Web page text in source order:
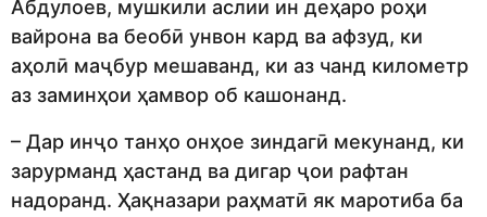
Абдулоев, мушкили аслии ин деҳаро роҳи
вайрона ва беобӣ унвон кард ва афзуд, ки
аҳолӣ маҷбур мешаванд, ки аз чанд километр
аз заминҳои ҳамвор об кашонанд.
– Дар инҷо танҳо онҳое зиндагӣ мекунанд, ки
зарурманд ҳастанд ва дигар ҷои рафтан
надоранд. Ҳақназари раҳматӣ як маротиба ба